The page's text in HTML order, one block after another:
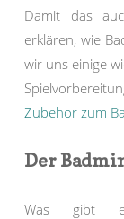
Damit das
erklären, wie
wir uns einige
Zubehör zum
Der
Was gibt